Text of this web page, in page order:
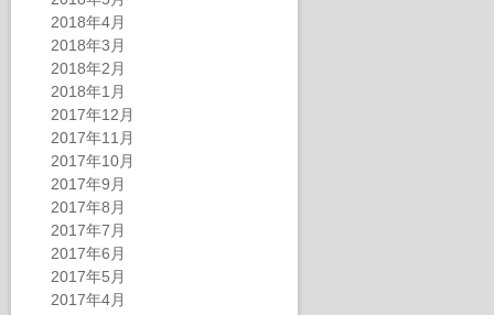
2018年4月
2018年3月
2018年2月
2018年1月
2017年12月
2017年11月
2017年10月
2017年9月
2017年8月
2017年7月
2017年6月
2017年5月
2017年4月